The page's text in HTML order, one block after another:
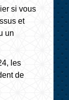
si vous
et
un
les
de